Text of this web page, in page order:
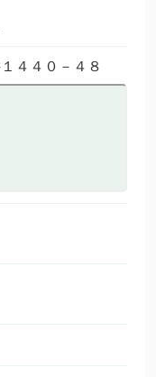
４４０－４８